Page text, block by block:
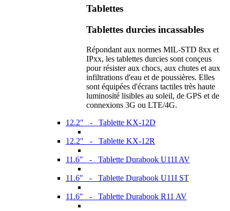
Tablettes
Tablettes durcies incassables
Répondant aux normes MIL-STD 8xx et
IPxx, les tablettes durcies sont conçeus
pour résister aux chocs, aux chutes et aux
infiltrations d'eau et de poussières. Elles
sont équipées d'écrans tactiles très haute
luminosité lisibles au soleil, de GPS et de
connexions 3G ou LTE/4G.
12.2" - Tablette KX-12D
12.2" - Tablette KX-12R
11.6" - Tablette Durabook U11I AV
11.6" - Tablette Durabook U11I ST
11.6" - Tablette Durabook R11 AV